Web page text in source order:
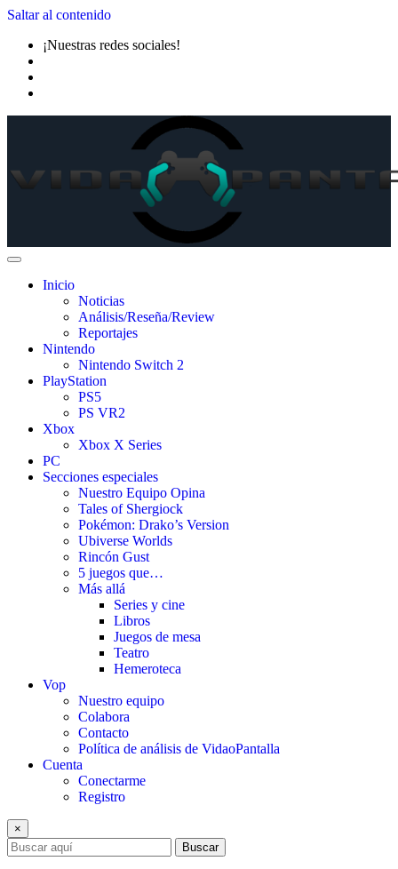
Saltar al contenido
¡Nuestras redes sociales!
Inicio
Noticias
Análisis/Reseña/Review
Reportajes
Nintendo
Nintendo Switch 2
PlayStation
PS5
PS VR2
Xbox
Xbox X Series
PC
Secciones especiales
Nuestro Equipo Opina
Tales of Shergiock
Pokémon: Drako’s Version
Ubiverse Worlds
Rincón Gust
5 juegos que…
Más allá
Series y cine
Libros
Juegos de mesa
Teatro
Hemeroteca
Vop
Nuestro equipo
Colabora
Contacto
Política de análisis de VidaoPantalla
Cuenta
Conectarme
Registro
×
Buscar